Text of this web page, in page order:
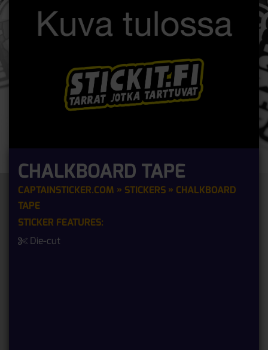
CHALKBOARD TAPE
CAPTAINSTICKER.COM » STICKERS » CHALKBOARD
TAPE
STICKER FEATURES:
Die-cut